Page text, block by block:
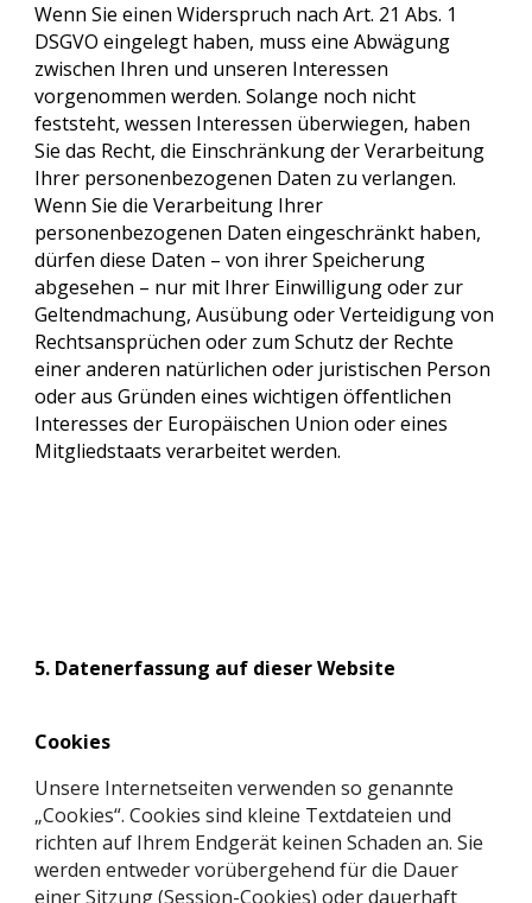
Wenn Sie einen Widerspruch nach Art. 21 Abs. 1
DSGVO eingelegt haben, muss eine Abwägung
zwischen Ihren und unseren Interessen
vorgenommen werden. Solange noch nicht
feststeht, wessen Interessen überwiegen, haben
Sie das Recht, die Einschränkung der Verarbeitung
Ihrer personenbezogenen Daten zu verlangen.
Wenn Sie die Verarbeitung Ihrer
personenbezogenen Daten eingeschränkt haben,
dürfen diese Daten – von ihrer Speicherung
abgesehen – nur mit Ihrer Einwilligung oder zur
Geltendmachung, Ausübung oder Verteidigung von
Rechtsansprüchen oder zum Schutz der Rechte
einer anderen natürlichen oder juristischen Person
oder aus Gründen eines wichtigen öffentlichen
Interesses der Europäischen Union oder eines
Mitgliedstaats verarbeitet werden.
5. Datenerfassung auf dieser Website
Cookies
Unsere Internetseiten verwenden so genannte
„Cookies“. Cookies sind kleine Textdateien und
richten auf Ihrem Endgerät keinen Schaden an. Sie
werden entweder vorübergehend für die Dauer
einer Sitzung (Session-Cookies) oder dauerhaft